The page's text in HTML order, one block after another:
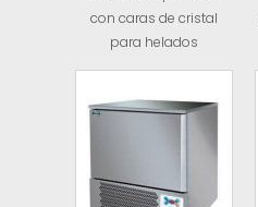
con caras de cristal
para helados